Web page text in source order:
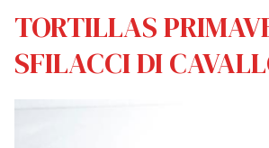
RESEÑA DE LA PRENSA
VALORES
CURIOSIDADES
SHOWROOM
TRABAJA CON NOSOTROS
TORTILLAS
SFILACCI DI